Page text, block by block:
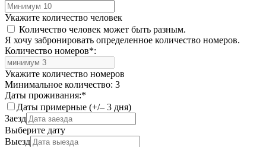
Укажите количество человек
Количество человек может быть разным.
Я хочу забронировать определенное количество номеров.
Количество номеров*:
Укажите количество номеров
Минимальное количество: 3
Даты проживания:*
Даты примерные (+/– 3 дня)
Заезд
Выберите дату
Выезд